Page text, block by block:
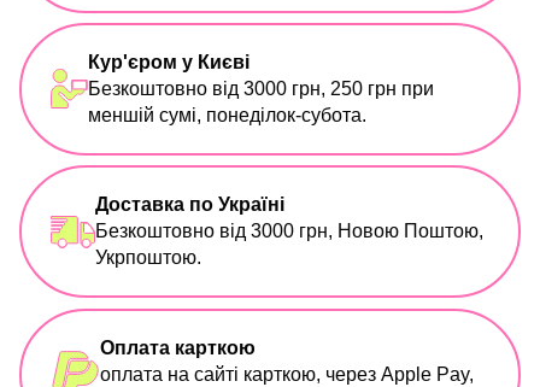
Кур'єром у Києві
Безкоштовно від 3000 грн, 250 грн при
меншій сумі, понеділок-субота.
Доставка по Україні
Безкоштовно від 3000 грн, Новою Поштою,
Укрпоштою.
Оплата карткою
оплата на сайті карткою, через Apple Pay,